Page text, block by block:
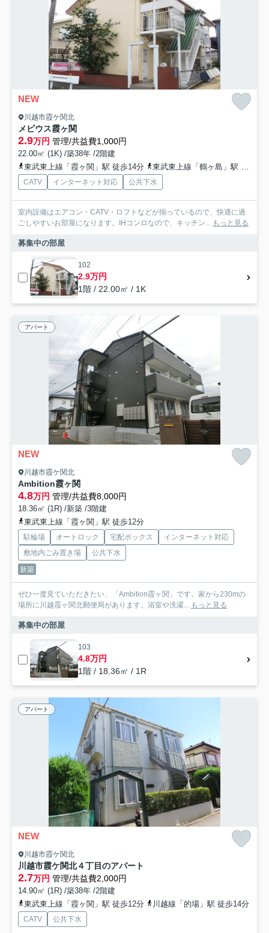
NEW
川越市霞ケ関北
メビウス霞ヶ関
2.9万円 管理/共益費1,000円
22.00㎡ (1K) /築38年 /2階建
東武東上線「霞ヶ関」駅 徒歩14分
東武東上線「鶴ヶ島」駅 徒歩22分
CATV インターネット対応 公共下水
室内設備はエアコン・CATV・ロフトなどが揃っているので、快適に過
ごしやすいお部屋になります。IHコンロなので、キッチン... もっと見る
募集中の部屋
102
2.9万円
1階 / 22.00㎡ / 1K
アパート
NEW
川越市霞ケ関北
Ambition霞ヶ関
4.8万円 管理/共益費8,000円
18.36㎡ (1R) /新築 /3階建
東武東上線「霞ヶ関」駅 徒歩12分
駐輪場 オートロック 宅配ボックス
インターネット対応
敷地内ごみ置き場
公共下水
新築
ぜひ一度見ていただきたい、「Ambition霞ヶ関」です。家から230mの
場所に川越霞ヶ関北郵便局があります。浴室や洗濯... もっと見る
募集中の部屋
103
4.8万円
1階 / 18.36㎡ / 1R
アパート
NEW
川越市霞ケ関北
川越市霞ケ関北４丁目のアパート
2.7万円 管理/共益費2,000円
14.90㎡ (1R) /築38年 /2階建
東武東上線「霞ヶ関」駅 徒歩12分
川越線「的場」駅 徒歩14分
CATV 公共下水